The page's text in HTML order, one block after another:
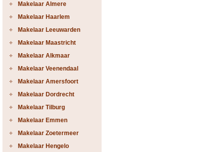
Makelaar Almere
Makelaar Haarlem
Makelaar Leeuwarden
Makelaar Maastricht
Makelaar Alkmaar
Makelaar Veenendaal
Makelaar Amersfoort
Makelaar Dordrecht
Makelaar Tilburg
Makelaar Emmen
Makelaar Zoetermeer
Makelaar Hengelo